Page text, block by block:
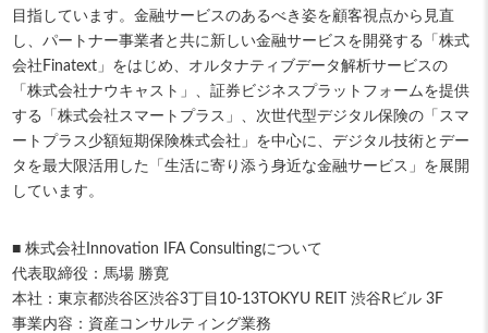
目指しています。金融サービスのあるべき姿を顧客視点から見直
し、パートナー事業者と共に新しい金融サービスを開発する「株式
会社Finatext」をはじめ、オルタナティブデータ解析サービスの
「株式会社ナウキャスト」、証券ビジネスプラットフォームを提供
する「株式会社スマートプラス」、次世代型デジタル保険の「スマ
ートプラス少額短期保険株式会社」を中心に、デジタル技術とデー
タを最大限活用した「生活に寄り添う身近な金融サービス」を展開
しています。
■ 株式会社Innovation IFA Consultingについて
代表取締役：馬場 勝寛
本社：東京都渋谷区渋谷3丁目10-13TOKYU REIT 渋谷Rビル 3F
事業内容：資産コンサルティング業務